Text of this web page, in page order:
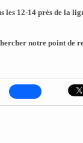
les 12-14 près de la
notre point de